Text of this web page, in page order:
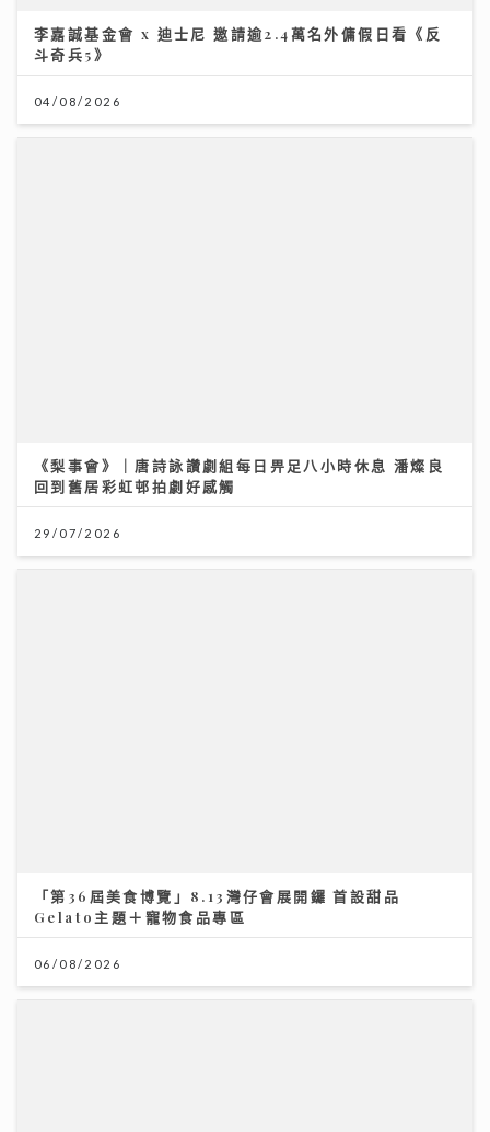
李嘉誠基金會 x 迪士尼 邀請逾2.4萬名外傭假日看《反
斗奇兵5》
04/08/2026
《梨事會》｜唐詩詠讚劇組每日畀足八小時休息 潘燦良
回到舊居彩虹邨拍劇好感觸
29/07/2026
「第36屆美食博覽」8.13灣仔會展開鑼 首設甜品
Gelato主題＋寵物食品專區
06/08/2026